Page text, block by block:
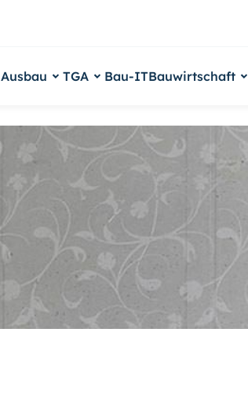
Ausbau TGA Bau-ITBauwirtschaft